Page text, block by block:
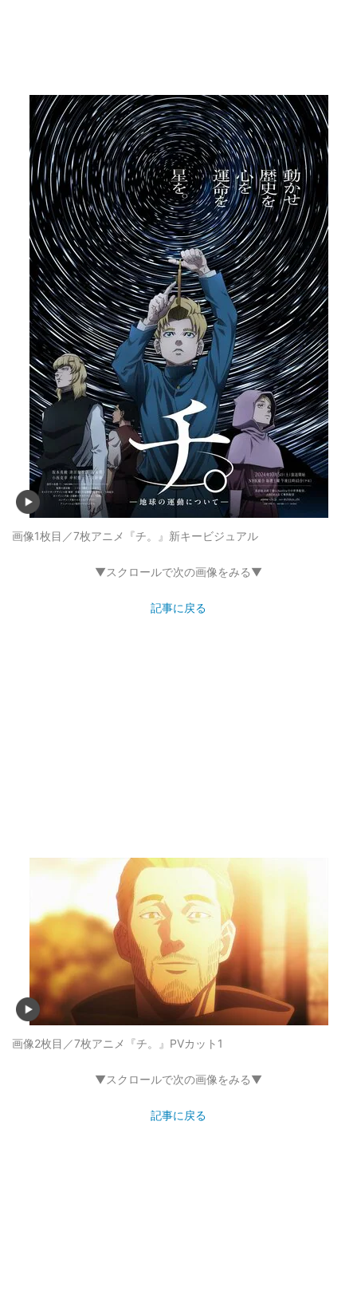
画像1枚目／7枚アニメ『チ。』新キービジュアル
▼スクロールで次の画像をみる▼
記事に戻る
画像2枚目／7枚アニメ『チ。』PVカット1
▼スクロールで次の画像をみる▼
記事に戻る